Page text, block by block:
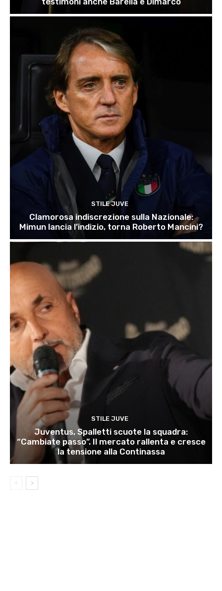
STILE JUVE
Clamorosa indiscrezione sulla Nazionale:
Mimun lancia l’indizio, torna Roberto Mancini?
STILE JUVE
Juventus, Spalletti scuote la squadra:
“Cambiate passo”. Il mercato rallenta e cresce
la tensione alla Continassa